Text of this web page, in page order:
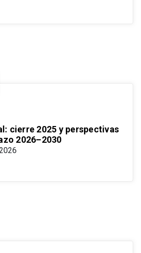
cierre 2025 y perspectivas
2026–2030